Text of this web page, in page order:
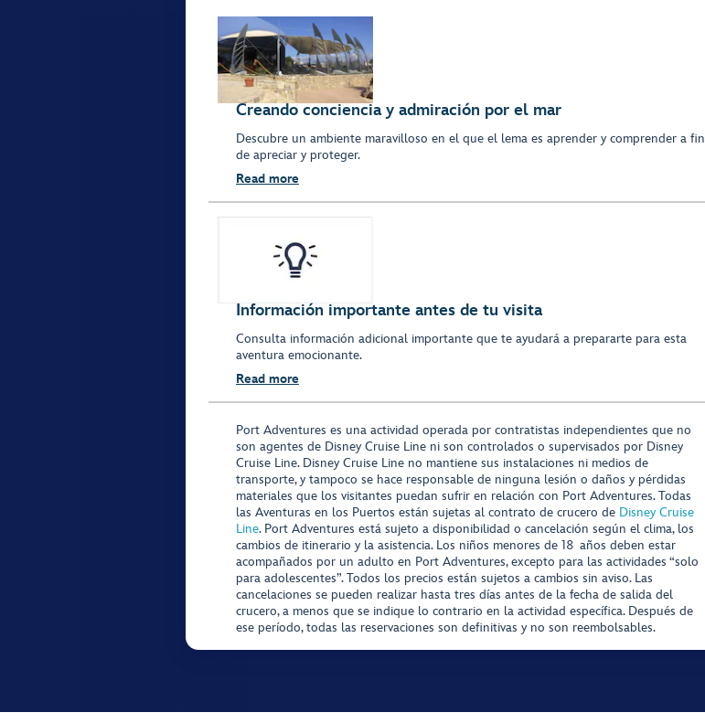
Creando conciencia y admiración por el mar
Descubre un ambiente maravilloso en el que el lema es aprender y comprender a fin
de apreciar y proteger.
Read more
Información importante antes de tu visita
Consulta información adicional importante que te ayudará a prepararte para esta
aventura emocionante.
Read more
Port Adventures es una actividad operada por contratistas independientes que no
son agentes de Disney Cruise Line ni son controlados o supervisados por Disney
Cruise Line. Disney Cruise Line no mantiene sus instalaciones ni medios de
transporte, y tampoco se hace responsable de ninguna lesión o daños y pérdidas
materiales que los visitantes puedan sufrir en relación con Port Adventures. Todas
las Aventuras en los Puertos están sujetas al contrato de crucero de Disney Cruise
Line. Port Adventures está sujeto a disponibilidad o cancelación según el clima, los
cambios de itinerario y la asistencia. Los niños menores de 18 años deben estar
acompañados por un adulto en Port Adventures, excepto para las actividades “solo
para adolescentes”. Todos los precios están sujetos a cambios sin aviso. Las
cancelaciones se pueden realizar hasta tres días antes de la fecha de salida del
crucero, a menos que se indique lo contrario en la actividad específica. Después de
ese período, todas las reservaciones son definitivas y no son reembolsables.